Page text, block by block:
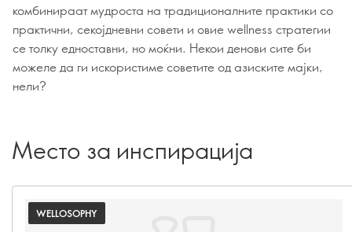
комбинираат мудроста на традиционалните практики со
практични, секојдневни совети и овие wellness стратегии
се толку едноставни, но моќни. Некои денови сите би
можеле да ги искористиме советите од азиските мајки,
нели?
Место за инспирација
WELLOSOPHY